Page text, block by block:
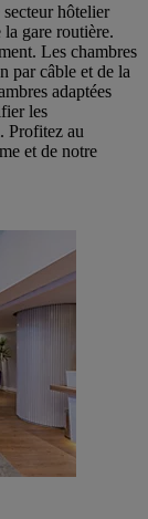
hôtelier
gare routière.
Les chambres
par câble et de la
adaptées
les
Profitez au
et de notre